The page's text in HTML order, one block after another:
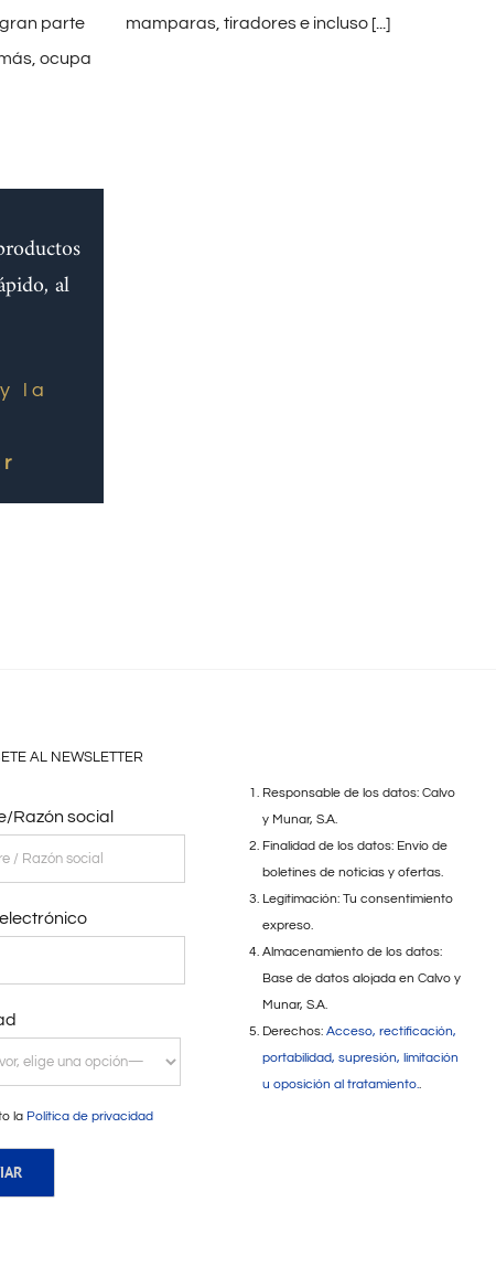
parte
ocupa
mamparas, tiradores e incluso[...]
al
la
AL NEWSLETTER
Razón social
la Política de privacidad
Responsable de los datos: Calvo
y Munar, S.A.
Finalidad de los datos: Envío de
boletines de noticias y ofertas.
Legitimación: Tu consentimiento
expreso.
Almacenamiento de los datos:
Base de datos alojada en Calvo y
Munar, S.A.
Derechos: Acceso, rectificación,
portabilidad, supresión, limitación
u oposición al tratamiento..